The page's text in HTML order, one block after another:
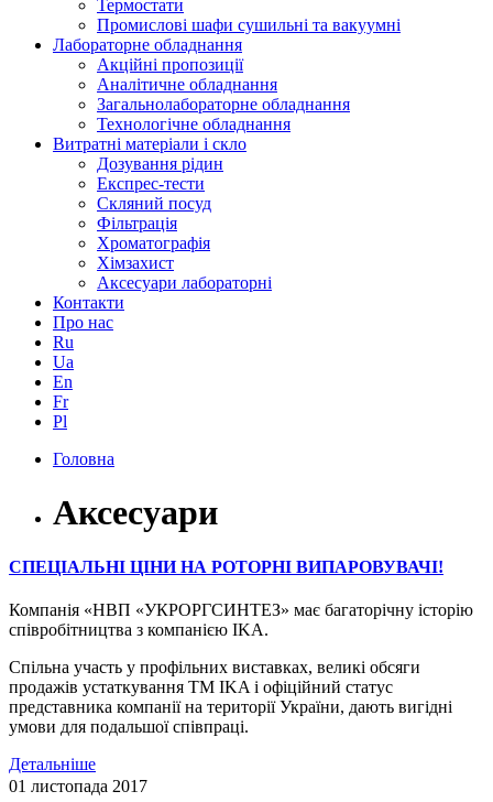
Термостати
Промислові шафи сушильні та вакуумні
Лабораторне обладнання
Акційні пропозиції
Аналітичне обладнання
Загальнолабораторне обладнання
Технологічне обладнання
Витратні матеріали і скло
Дозування рідин
Експрес-тести
Скляний посуд
Фільтрація
Хроматографія
Хімзахист
Аксесуари лабораторні
Контакти
Про нас
Ru
Ua
En
Fr
Pl
Головна
Аксесуари
СПЕЦІАЛЬНІ ЦІНИ НА РОТОРНІ ВИПАРОВУВАЧІ!
Компанія «НВП «УКРОРГСИНТЕЗ» має багаторічну історію
співробітництва з компанією IKA.
Спільна участь у профільних виставках, великі обсяги
продажів устаткування ТМ IKA і офіційний статус
представника компанії на території України, дають вигідні
умови для подальшої співпраці.
Детальніше
01 листопада 2017